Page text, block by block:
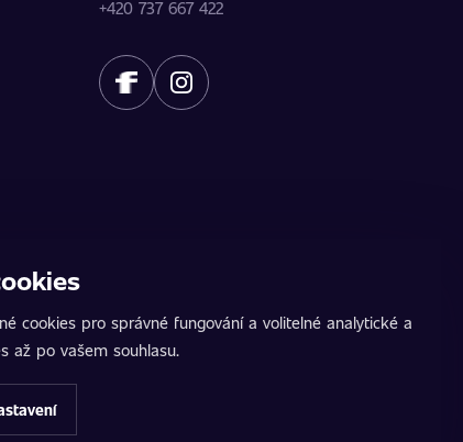
+420 737 667 422
Údaje poskytují jednotliví partneři.
je registrovaná ochranná známka
komunikacích. Přesné informace
cookies pro správné fungování a volitelné analytické a
až po vašem souhlasu.